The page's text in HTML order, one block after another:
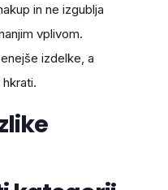
in ne izgublja
vplivom.
izdelke, a